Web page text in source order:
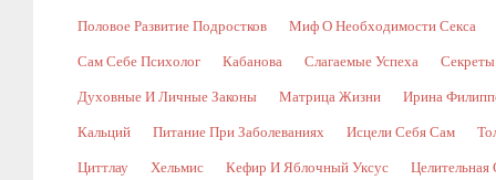
Половое Развитие Подростков Миф О Необходимости Секса
Сам Себе Психолог Кабанова Слагаемые Успеха
Духовные И Личные Законы Матрица Жизни Ирина
Кальций Питание При Заболеваниях Исцели Себя Сам
Циттлау Хельмис Кефир И Яблочный Уксус Целительная